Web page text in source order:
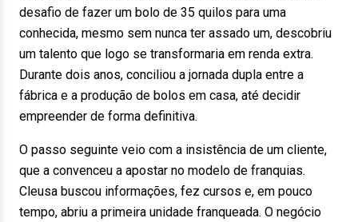
desafio de fazer um bolo de 35 quilos para uma
conhecida, mesmo sem nunca ter assado um, descobriu
um talento que logo se transformaria em renda extra.
Durante dois anos, conciliou a jornada dupla entre a
fábrica e a produção de bolos em casa, até decidir
empreender de forma definitiva.
O passo seguinte veio com a insistência de um cliente,
que a convenceu a apostar no modelo de franquias.
Cleusa buscou informações, fez cursos e, em pouco
tempo, abriu a primeira unidade franqueada. O negócio